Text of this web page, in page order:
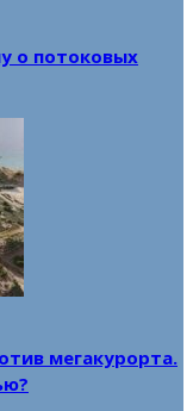
о потоковых
мегакурорта.